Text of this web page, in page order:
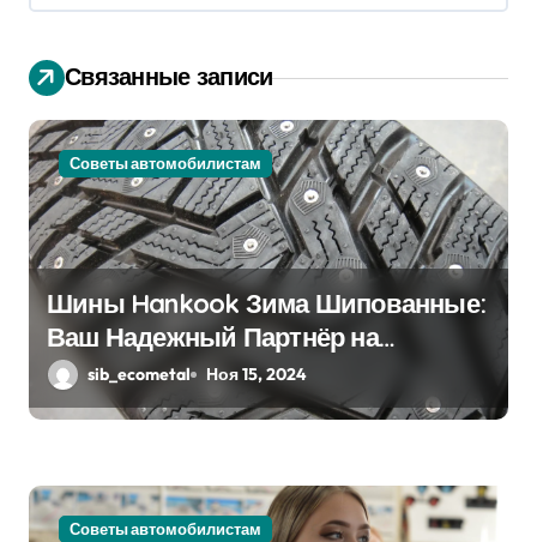
и
я
п
о
з
а
п
и
с
м
Связанные записи
Советы автомобилистам
Шины Hankook Зима Шипованные:
Ваш Надежный Партнёр на
Снежных Дорогах
sib_ecometal Ноя 15, 2024
Советы автомобилистам